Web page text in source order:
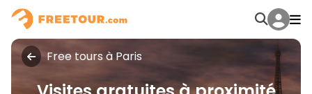
Free tours à Paris